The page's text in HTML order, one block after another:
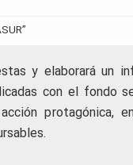
y elaborará un
con el fondo
protagónica,